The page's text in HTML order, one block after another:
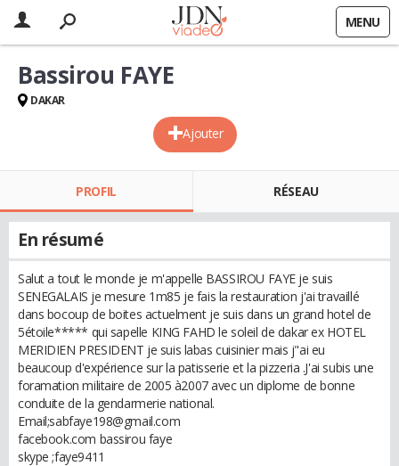
MENU
Ajouter
Bassirou FAYE
DAKAR
PROFIL RÉSEAU
En résumé
Salut a tout le monde je m'appelle BASSIROU FAYE je suis
SENEGALAIS je mesure 1m85 je fais la restauration j'ai travaillé
dans bocoup de boites actuelment je suis dans un grand hotel de
5étoile***** qui sapelle KING FAHD le soleil de dakar ex HOTEL
MERIDIEN PRESIDENT je suis labas cuisinier mais j"ai eu
beaucoup d'expérience sur la patisserie et la pizzeria .J'ai subis une
foramation militaire de 2005 à2007 avec un diplome de bonne
conduite de la gendarmerie national.
Email;sabfaye198@gmail.com
facebook.com bassirou faye
skype ;faye9411